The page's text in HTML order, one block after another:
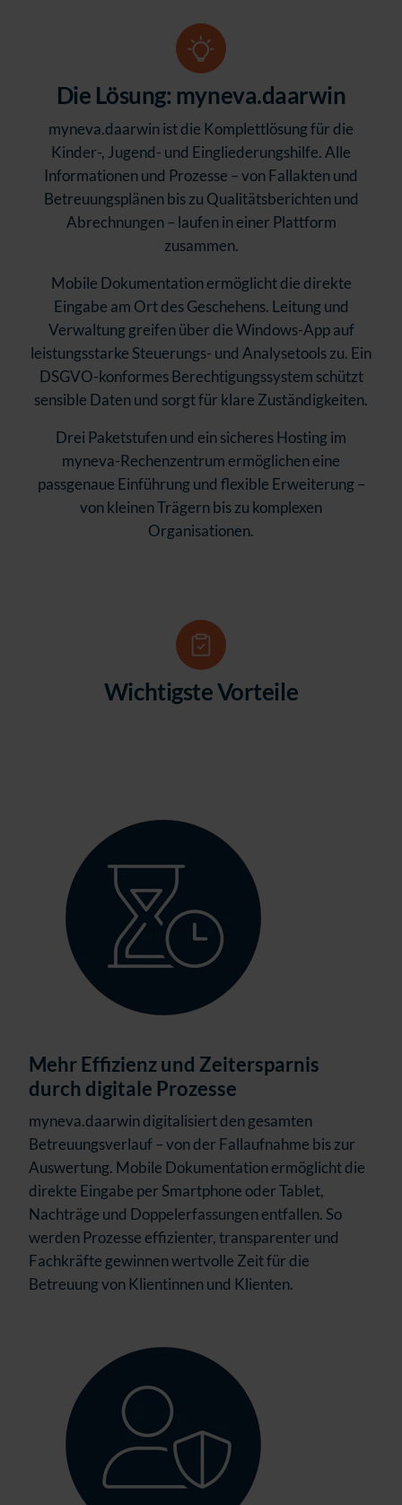
Die Lösung: myneva.daarwin
myneva.daarwin ist die Komplettlösung für die
Kinder-, Jugend- und Eingliederungshilfe. Alle
Informationen und Prozesse – von Fallakten und
Betreuungsplänen bis zu Qualitätsberichten und
Abrechnungen – laufen in einer Plattform
zusammen.
Mobile Dokumentation ermöglicht die direkte
Eingabe am Ort des Geschehens. Leitung und
Verwaltung greifen über die Windows-App auf
leistungsstarke Steuerungs- und Analysetools zu. Ein
DSGVO-konformes Berechtigungssystem schützt
sensible Daten und sorgt für klare Zuständigkeiten.
Drei Paketstufen und ein sicheres Hosting im
myneva-Rechenzentrum ermöglichen eine
passgenaue Einführung und flexible Erweiterung –
von kleinen Trägern bis zu komplexen
Organisationen.
Wichtigste Vorteile
Mehr Effizienz und Zeitersparnis
durch digitale Prozesse
myneva.daarwin digitalisiert den gesamten
Betreuungsverlauf – von der Fallaufnahme bis zur
Auswertung. Mobile Dokumentation ermöglicht die
direkte Eingabe per Smartphone oder Tablet,
Nachträge und Doppelerfassungen entfallen. So
werden Prozesse effizienter, transparenter und
Fachkräfte gewinnen wertvolle Zeit für die
Betreuung von Klientinnen und Klienten.